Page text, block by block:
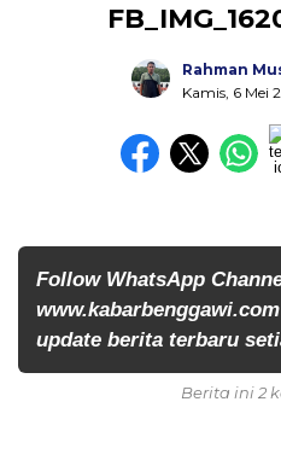
Rahman
Kamis, 6 Mei
Follow WhatsApp
update berita terbaru
Berita ini 2